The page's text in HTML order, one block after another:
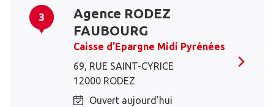
3
Agence RODEZ
FAUBOURG
Caisse d’Epargne Midi Pyrénées
69, RUE SAINT-CYRICE
12000 RODEZ
Ouvert aujourd’hui